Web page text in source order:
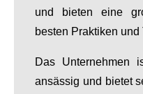
und bieten eine
besten Praktiken
Das Unternehmen
ansässig und bietet